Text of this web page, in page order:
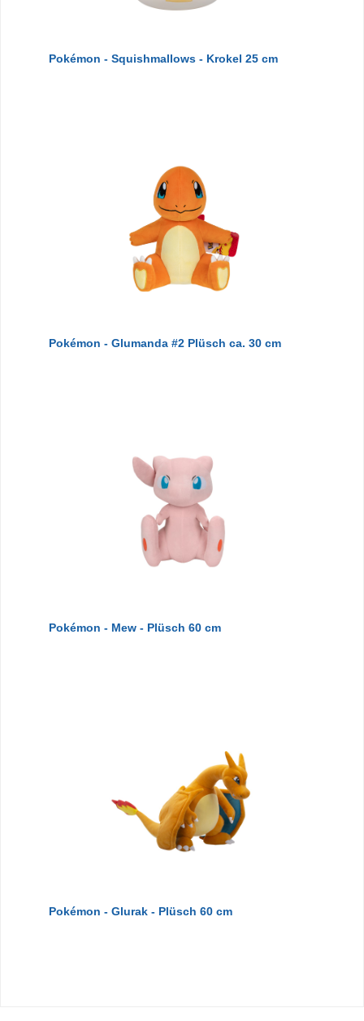
Pokémon - Squishmallows - Krokel 25 cm
Pokémon - Glumanda #2 Plüsch ca. 30 cm
Pokémon - Mew - Plüsch 60 cm
Pokémon - Glurak - Plüsch 60 cm